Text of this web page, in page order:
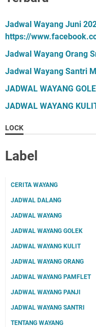
Jadwal Wayang Juni
https://
Jadwal Wayang Orang
Jadwal Wayang Santri
JADWAL WAYANG
JADWAL WAYANG
LOCK
Label
CERITA WAYANG
JADWAL DALANG
JADWAL WAYANG
JADWAL WAYANG GOLEK
JADWAL WAYANG KULIT
JADWAL WAYANG ORANG
JADWAL WAYANG PAMFLET
JADWAL WAYANG PANJI
JADWAL WAYANG SANTRI
TENTANG WAYANG